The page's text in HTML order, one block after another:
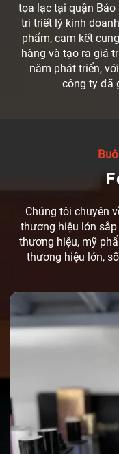
tọa lạc tại quận Bảo
trì triết lý kinh
phẩm, cam kết
hàng và tạo ra giá
năm phát triển,
công ty đã
Chúng tôi chuyên
thương hiệu lớn
thương hiệu, mỹ
thương hiệu lớn,